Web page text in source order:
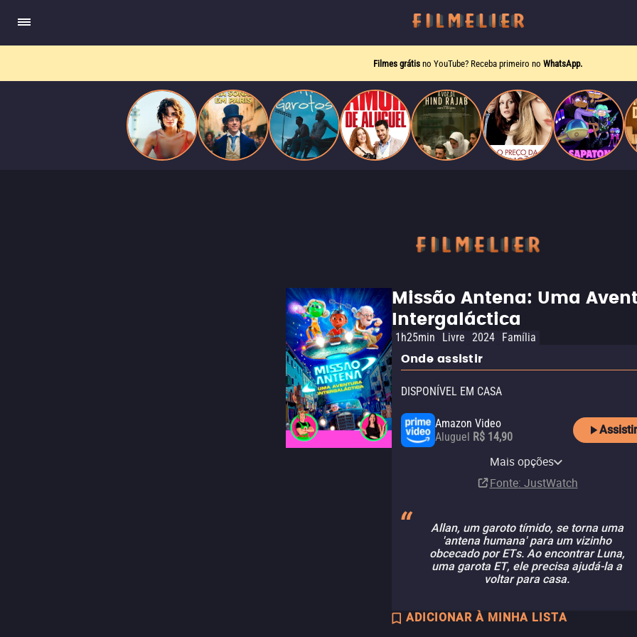
Filmes grátis no YouTube? Receba primeiro no WhatsApp.
Missão Antena: Uma
Intergaláctica
1h25min Livre 2024 Família
Onde assistir
DISPONÍVEL EM CASA
Amazon Video
Aluguel R$ 14,90
Assistir
Apple TV Store
R$ 29,90
Vivo Play
YouTube
Mais opções
Fonte: JustWatch
Allan, um garoto tímido, se torna uma
'antena humana' para um vizinho
obcecado por ETs. Ao encontrar Luna,
uma garota ET, ele precisa ajudá-la a
voltar para casa.
ADICIONAR À MINHA LISTA